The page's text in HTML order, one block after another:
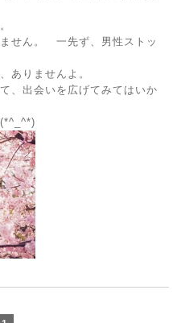
せん。 一先ず、男性ストッ
ありませんよ。
、出会いを広げてみてはいか